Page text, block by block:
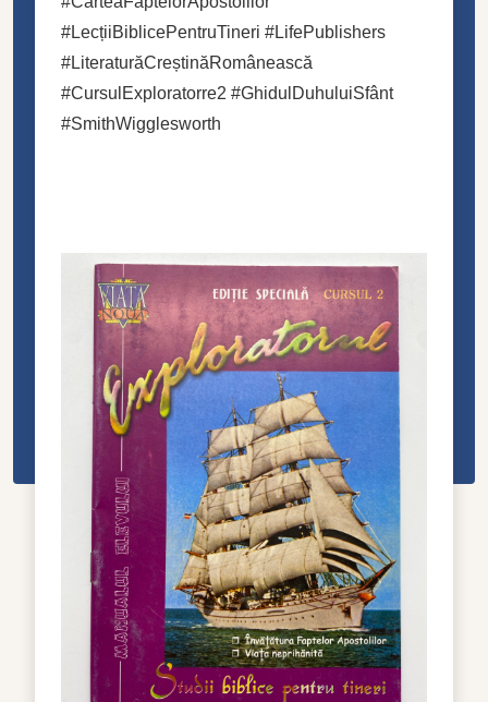
#LecțiiBiblicePentruTineri #LifePublishers
#LiteraturăCreștinăRomânească
#CursulExploratorre2 #GhidulDuhuluiSfânt
#SmithWigglesworth